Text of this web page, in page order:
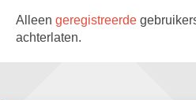
Alleen geregistreerde
achterlaten.